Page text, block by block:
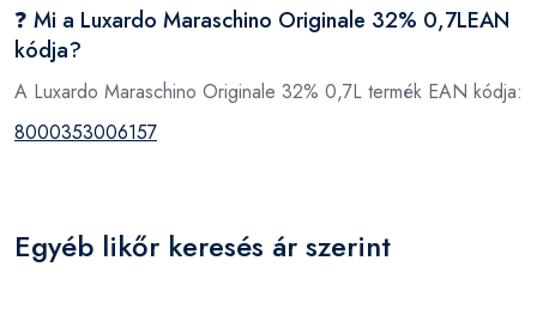
❓ Mi a Luxardo Maraschino Originale 32% 0,7LEAN
kódja?
A Luxardo Maraschino Originale 32% 0,7L termék EAN kódja:
8000353006157
Egyéb likőr keresés ár szerint